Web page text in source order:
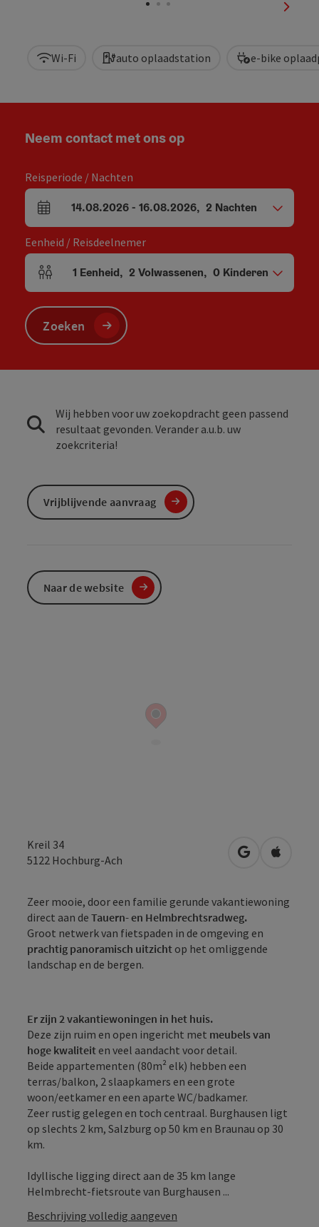
Wi-Fi auto oplaadstation e-bike
Kreil 34
5122 Hochburg-Ach Openen in
Zeer mooie, door een familie gerunde vakantiewoning
direct aan de Tauern- en Helmbrechtsradweg.
Groot netwerk van fietspaden in de omgeving en
prachtig panoramisch uitzicht op het omliggende
landschap en de bergen.
Er zijn 2 vakantiewoningen in het huis.
Deze zijn ruim en open ingericht met meubels van
hoge kwaliteit en veel aandacht voor detail.
Beide appartementen (80m² elk) hebben een
terras/balkon, 2 slaapkamers en een grote
woon/eetkamer en een aparte WC/badkamer.
Zeer rustig gelegen en toch centraal. Burghausen ligt
op slechts 2 km, Salzburg op 50 km en Braunau op 30
km.
Idyllische ligging direct aan de 35 km lange
Helmbrecht-fietsroute van Burghausen ...
Beschrijving volledig aangeven
Neem contact met ons op
Reisperiode / Nachten
Velden voor aankomst en vertrek
14.08.2026- 16.08.2026, 2 Nachten
Eenheid / Reisdeelnemer
Aantal eenheden en persoonsvelden
1 Eenheid, 2 Volwassenen, 0 Kinderen
Zoeken
Wij hebben voor uw zoekopdracht geen passend
resultaat gevonden. Verander a.u.b. uw
zoekcriteria!
Vrijblijvende aanvraag
Naar de website